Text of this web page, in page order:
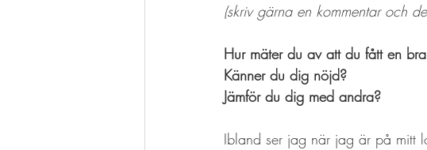
(skriv gärna en kommentar och
Hur mäter du av att du fått en
Känner du dig nöjd?
Jämför du dig med andra?
Ibland ser jag när jag är på mitt